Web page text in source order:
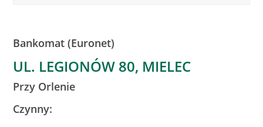
Bankomat (Euronet)
UL. LEGIONÓW 80, MIELEC
Przy Orlenie
Czynny: